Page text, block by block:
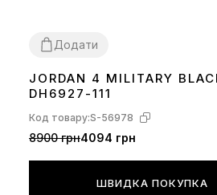
Додати
363738394041 424344
JORDAN 4 MILITARY
DH6927-111
Код товару:S-56978
8900 грн4094 грн
ШВИДКА ПОКУПКА